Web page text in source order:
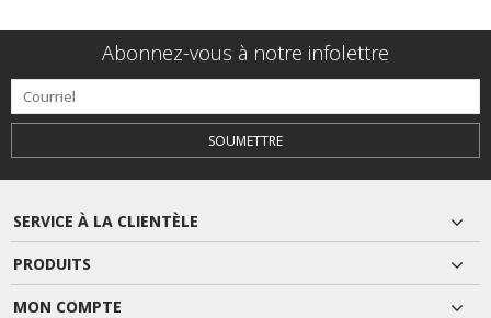
Abonnez-vous à notre infolettre
SOUMETTRE
SERVICE À LA CLIENTÈLE
PRODUITS
MON COMPTE